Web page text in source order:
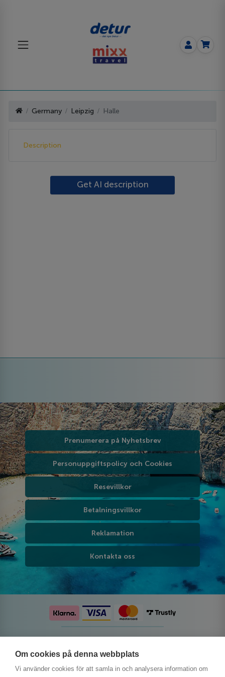
Om cookies på denna webbplats
Vi använder cookies för att samla in och analysera information om
Germany Leipzig Halle
Description
Get AI description
Prenumerera på Nyhetsbrev
Personuppgiftspolicy och Cookies
Resevillkor
Betalningsvillkor
Reklamation
Kontakta oss